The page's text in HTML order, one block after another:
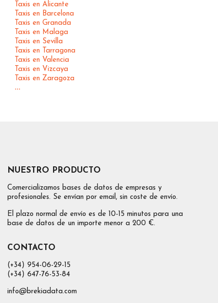
Taxis en Alicante
Taxis en Barcelona
Taxis en Granada
Taxis en Malaga
Taxis en Sevilla
Taxis en Tarragona
Taxis en Valencia
Taxis en Vizcaya
Taxis en Zaragoza
...
NUESTRO PRODUCTO
Comercializamos bases de datos de empresas y
profesionales. Se envían por email, sin coste de envío.
El plazo normal de envío es de 10-15 minutos para una
base de datos de un importe menor a 200 €.
CONTACTO
(+34) 954-06-29-15
(+34) 647-76-53-84
info@brekiadata.com